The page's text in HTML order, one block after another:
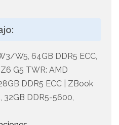
W5, 64GB DDR5 ECC,
G5 TWR: AMD
DDR5 ECC | ZBook
32GB DDR5-5600,